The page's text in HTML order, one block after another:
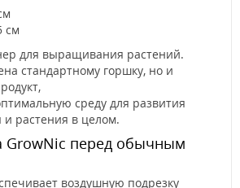
см
для выращивания растений.
стандартному горшку, но и
среду для развития
растения в целом.
GrowNic перед обычным
воздушную подрезку